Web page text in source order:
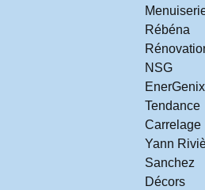
Rébéna
NSG
EnerGenix
Tendance
Carrelage
Yann
Sanchez
Décors